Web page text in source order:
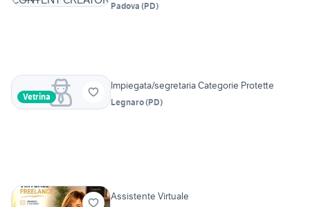
Padova (PD)
Vetrina
Impiegata/segretaria Categorie Protette
Legnaro(PD)
Assistente Virtuale